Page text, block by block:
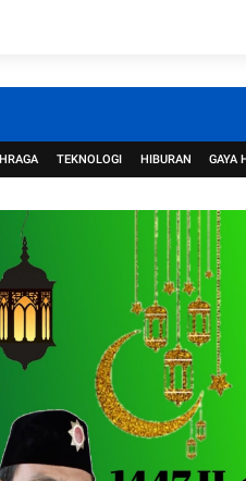
TEKNOLOGI HIBURAN GAYA